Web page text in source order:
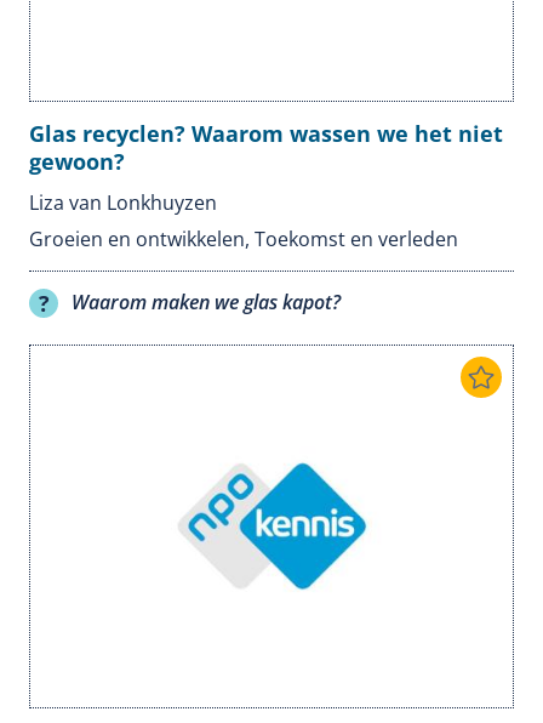
Glas recyclen? Waarom wassen we het niet
gewoon?
Liza van Lonkhuyzen
Groeien en ontwikkelen, Toekomst en verleden
Waarom maken we glas kapot?